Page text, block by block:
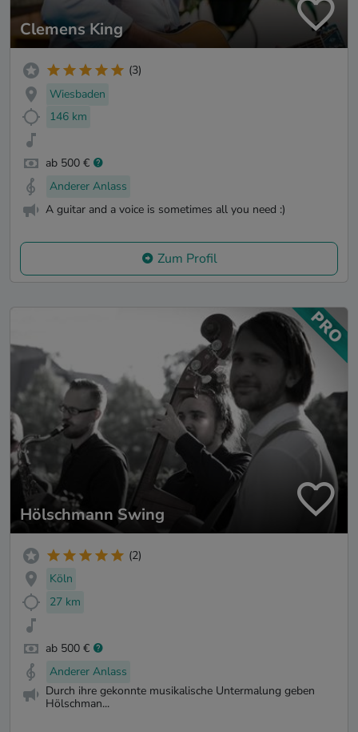
Clemens King
(3)
Wiesbaden
146 km
ab 500 €
Anderer Anlass
A guitar and a voice is sometimes all you need :)
Zum Profil
Hölschmann Swing
(2)
Köln
27 km
ab 500 €
Anderer Anlass
Durch ihre gekonnte musikalische Untermalung geben
Hölschman...